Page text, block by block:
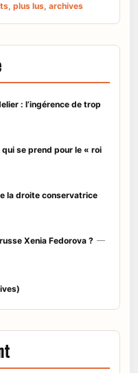
plus lus, archives
: l’ingérence de trop
se prend pour le « roi
la droite conservatrice
Xenia Fedorova ? —